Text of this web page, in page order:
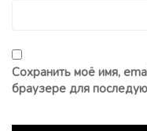
Сохранить моё имя,
браузере для